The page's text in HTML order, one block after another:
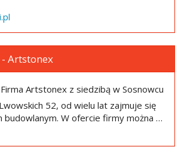
- Artstonex
Firma Artstonex z siedzibą w Sosnowcu
52, od wielu lat zajmuje się
budowlanym. W ofercie firmy można …